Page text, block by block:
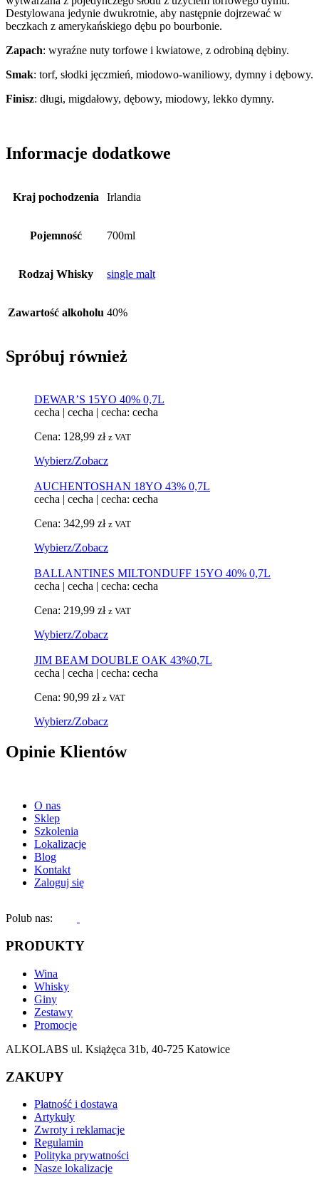
Destylowana jedynie dwukrotnie, aby następnie dojrzewać w
beczkach z amerykańskiego dębu po bourbonie.
Zapach: wyraźne nuty torfowe i kwiatowe, z odrobiną dębiny.
Smak: torf, słodki jęczmień, miodowo-waniliowy, dymny i dębowy.
Finisz: długi, migdałowy, dębowy, miodowy, lekko dymny.
Informacje dodatkowe
Kraj pochodzenia Irlandia
Pojemność 700ml
Rodzaj Whisky single malt
Zawartość alkoholu 40%
Spróbuj również
DEWAR’S 15YO 40% 0,7L
cecha | cecha | cecha: cecha
Cena: 128,99 zł z VAT
Wybierz/Zobacz
AUCHENTOSHAN 18YO 43% 0,7L
cecha | cecha | cecha: cecha
Cena: 342,99 zł z VAT
Wybierz/Zobacz
BALLANTINES MILTONDUFF 15YO 40% 0,7L
cecha | cecha | cecha: cecha
Cena: 219,99 zł z VAT
Wybierz/Zobacz
JIM BEAM DOUBLE OAK 43%0,7L
cecha | cecha | cecha: cecha
Cena: 90,99 zł z VAT
Wybierz/Zobacz
Opinie Klientów
O nas
Sklep
Szkolenia
Lokalizacje
Blog
Kontakt
Zaloguj się
Polub nas:
PRODUKTY
Wina
Whisky
Giny
Zestawy
Promocje
ALKOLABS ul. Książęca 31b, 40-725 Katowice
ZAKUPY
Płatność i dostawa
Artykuły
Zwroty i reklamacje
Regulamin
Polityka prywatności
Nasze lokalizacje